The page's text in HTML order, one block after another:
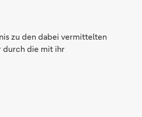
zu den dabei vermittelten
durch die mit ihr